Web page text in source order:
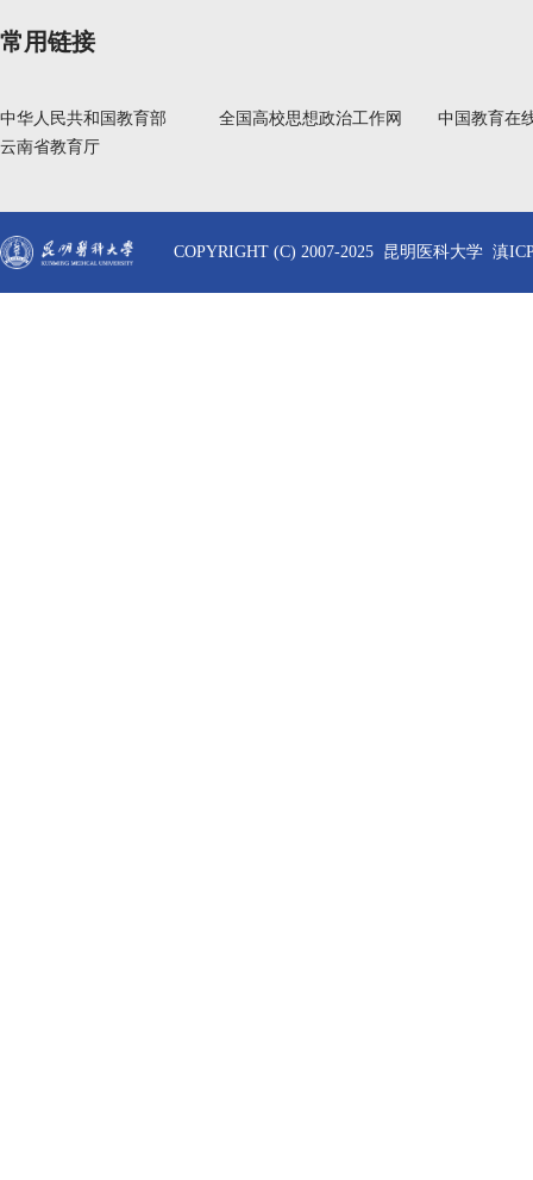
常用链接
中华人民共和国教育部 全国高校思想政治工作网
中国教育在
云南省教育厅
COPYRIGHT (C) 2007-2025 昆明医科大学 滇